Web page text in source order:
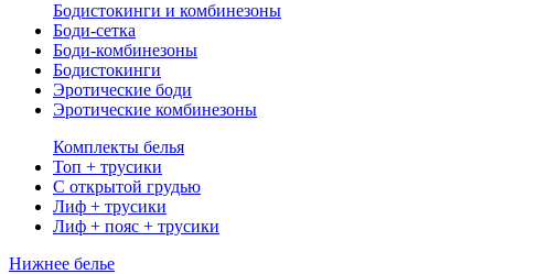
Бодистокинги и комбинезоны
Боди-сетка
Боди-комбинезоны
Бодистокинги
Эротические боди
Эротические комбинезоны
Комплекты белья
Топ + трусики
С открытой грудью
Лиф + трусики
Лиф + пояс + трусики
Нижнее белье